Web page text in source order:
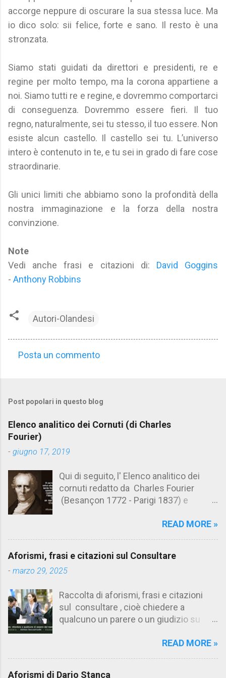
accorge neppure di oscurare la sua stessa luce. Ma
io dico solo: sii felice, forte e sano. Il resto è una
stronzata.
Siamo stati guidati da direttori e presidenti, re e
regine per molto tempo, ma la corona appartiene a
noi. Siamo tutti re e regine, e dovremmo comportarci
di conseguenza. Dovremmo essere fieri. Il tuo
regno, naturalmente, sei tu stesso, il tuo essere. Non
esiste alcun castello. Il castello sei tu. L’universo
intero è contenuto in te, e tu sei in grado di fare cose
straordinarie.
Gli unici limiti che abbiamo sono la profondità della
nostra immaginazione e la forza della nostra
convinzione.
Note
Vedi anche frasi e citazioni di: David Goggins
- Anthony Robbins
Autori-Olandesi
m
e
n
t
Posta un commento
Post popolari in questo blog
Elenco analitico dei Cornuti (di Charles
Fourier)
- giugno 17, 2019
Qui di seguito, l' Elenco analitico dei
cornuti redatto da Charles Fourier
(Besançon 1772 - Parigi 1837) e
Aforismario trovi anche una raccolta di
cornuto pretenzioso: colui che ritiene
sua moglie tanto fortunata, per averlo
ammettere l'idea del tradimento. Ciò lo
rende un marito assai comodo.
(Charles Fourier) Elenco analitico dei
ca. 1808 (postumo 1856) Traduzione
italiana da Il Borghese - Volume 29,
Edizioni 26-37, 1978 1 Il cornuto in
READ MORE »
Aforismi, frasi e citazioni sul Consultare
- marzo 29, 2025
Raccolta di aforismi, frasi e citazioni
sul consultare , cioè chiedere a
qualcuno un parere o un giudizio su
fanno riferimento anche allaREAD MORE »
Aforismi di Dario Stanca